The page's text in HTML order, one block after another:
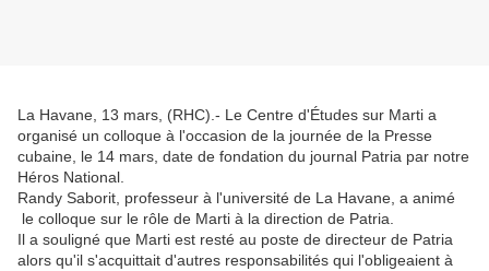
La Havane, 13 mars, (RHC).- Le Centre d'Études sur Marti a
organisé un colloque à l'occasion de la journée de la Presse
cubaine, le 14 mars, date de fondation du journal Patria par notre
Héros National.
Randy Saborit, professeur à l'université de La Havane, a animé
le colloque sur le rôle de Marti à la direction de Patria.
Il a souligné que Marti est resté au poste de directeur de Patria
alors qu'il s'acquittait d'autres responsabilités qui l'obligeaient à